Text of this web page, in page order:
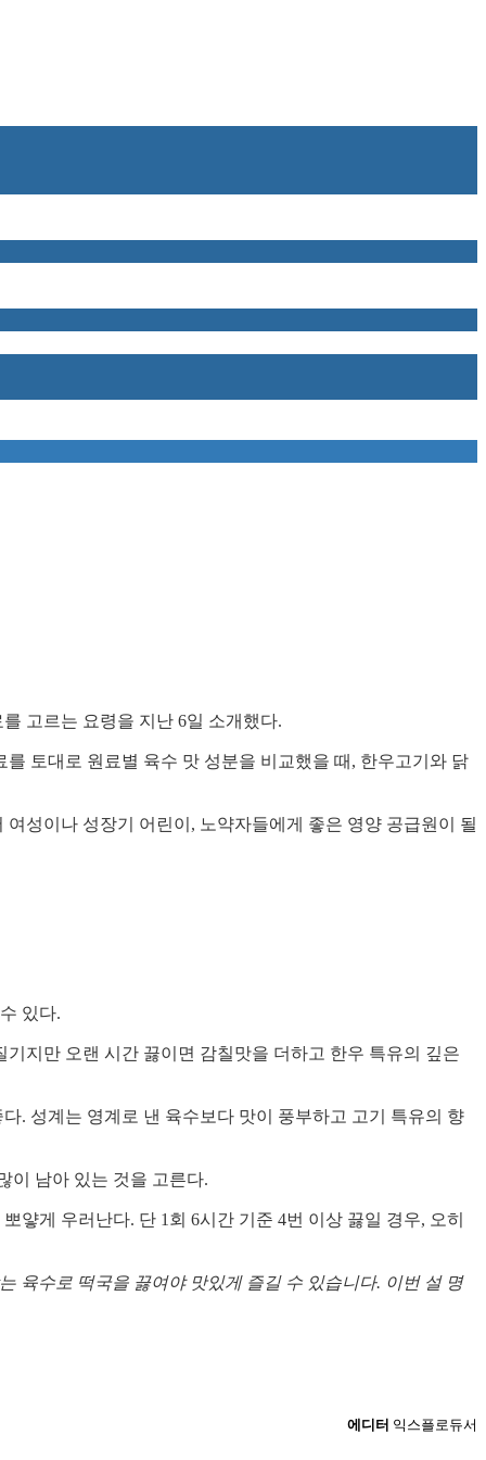
고르는 요령을 지난 6일 소개했다.
토대로 원료별 육수 맛 성분을 비교했을 때, 한우고기와 닭
성이나 성장기 어린이, 노약자들에게 좋은 영양 공급원이 될
있다.
지만 오랜 시간 끓이면 감칠맛을 더하고 한우 특유의 깊은
. 성계는 영계로 낸 육수보다 맛이 풍부하고 고기 특유의 향
이 남아 있는 것을 고른다.
얗게 우러난다. 단 1회 6시간 기준 4번 이상 끓일 경우, 오히
육수로 떡국을 끓여야 맛있게 즐길 수 있습니다. 이번 설 명
에디터 익스플로듀서